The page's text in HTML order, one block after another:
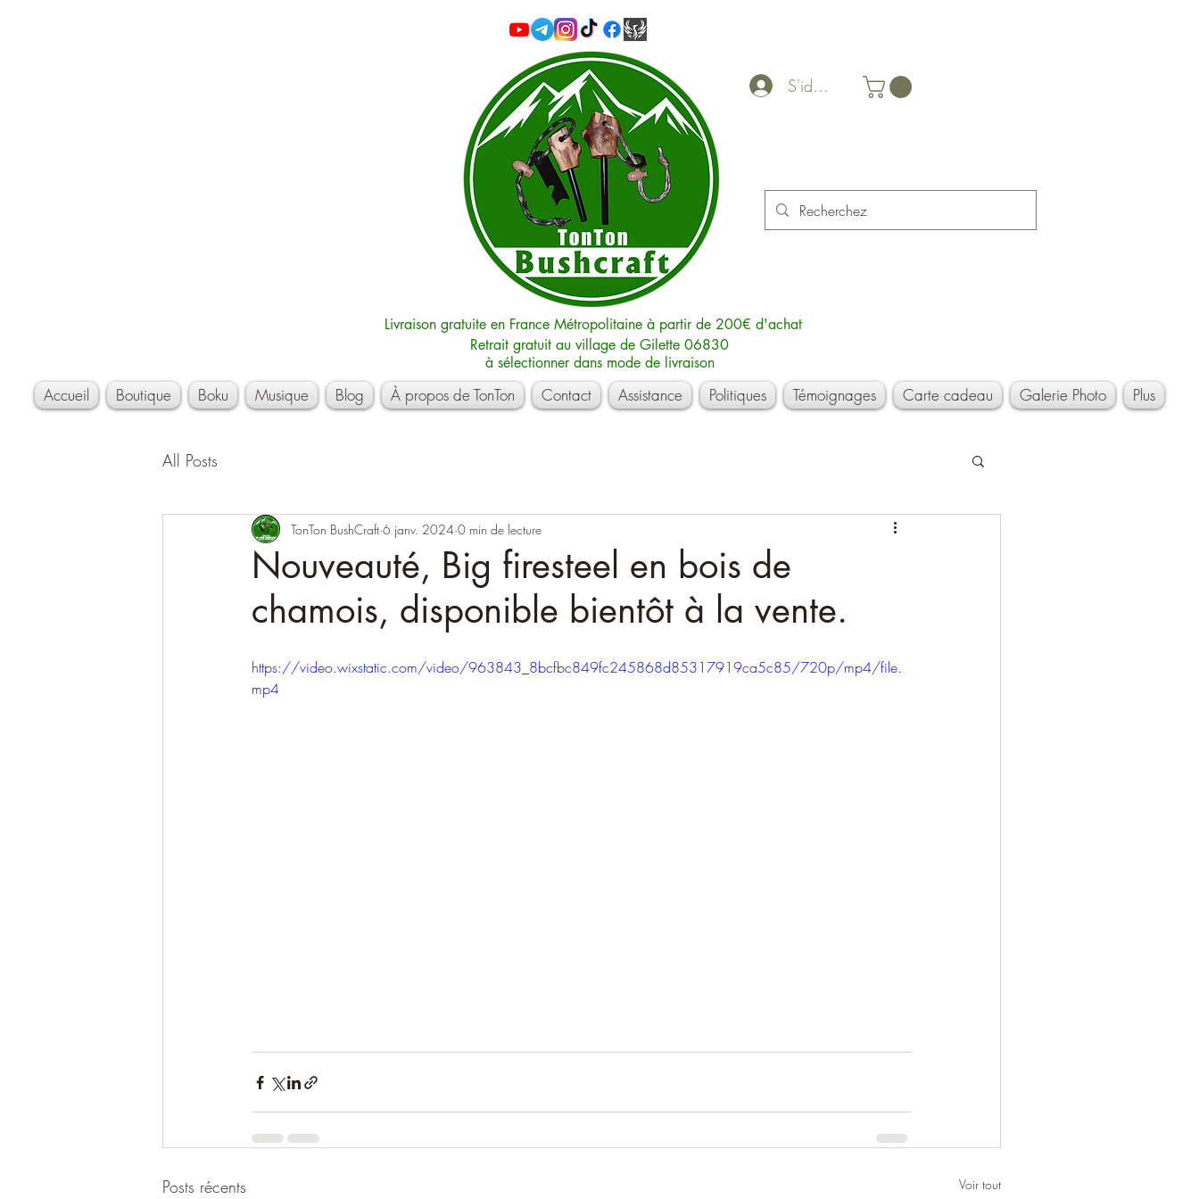
S'identifier
Livraison gratuite en France Métropolitaine à partir de 200€ d'achat
Retrait gratuit au village de Gilette 06830
à sélectionner dans mode de livraison
Accueil Boutique Boku Musique Blog À propos de TonTon Contact Assistance Politiques Témoignages Carte cadeau Galerie Photo Plus
All Posts
Nouveauté, Big firesteel en bois de
chamois, disponible bientôt à la vente.
TonTon BushCraft 6 janv. 2024 0 min de lecture
https://video.wixstatic.com/video/963843_8bcfbc849fc245868d85317919ca5c85/720p/mp4/file.
mp4
Posts récents Voir tout